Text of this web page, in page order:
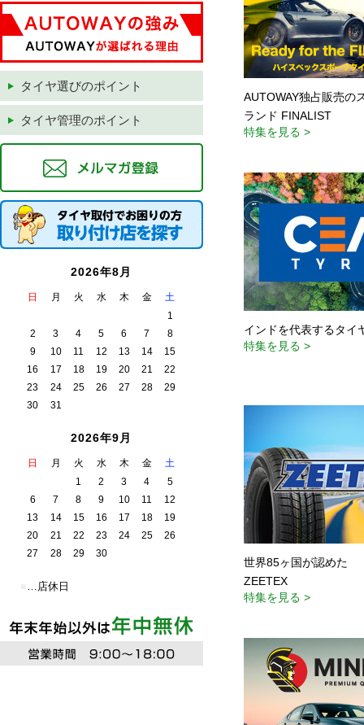
AUTOWAY独占販売の
ランド FINALIST
特集を見る >
インドを代表するタイ
特集を見る >
世界85ヶ国が認めた
ZEETEX
特集を見る >